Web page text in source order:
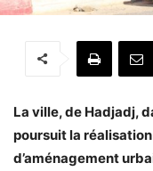
La ville, de Hadjadj,
poursuit la
d’aménagement